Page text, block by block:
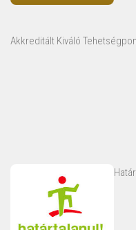
Akkreditált Kiváló